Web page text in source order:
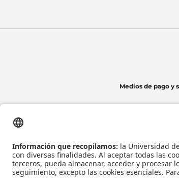
Medios de pago y
Universidad de los Andes | Vigilada Mineducación
Reconocimiento como Universidad: Decreto 1297 del 30 de
Reconocimiento personería jurídica: Resolución 28 del 23 de